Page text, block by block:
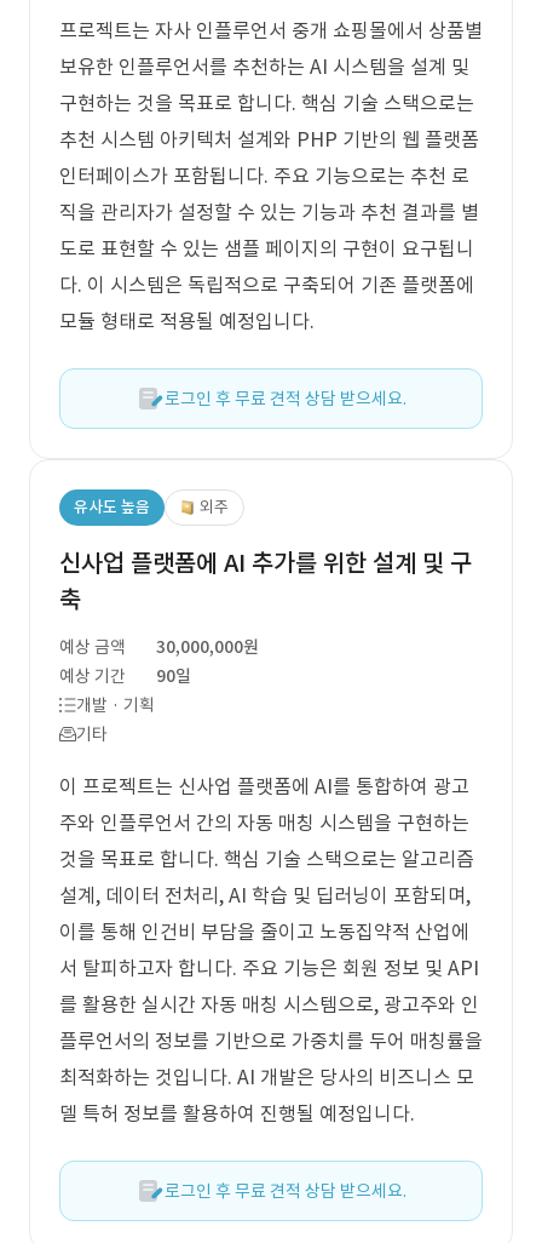
프로젝트는 자사 인플루언서 중개 쇼핑몰에서 상품별
보유한 인플루언서를 추천하는 AI 시스템을 설계 및
구현하는 것을 목표로 합니다. 핵심 기술 스택으로는
추천 시스템 아키텍처 설계와 PHP 기반의 웹 플랫폼
인터페이스가 포함됩니다. 주요 기능으로는 추천 로
직을 관리자가 설정할 수 있는 기능과 추천 결과를 별
도로 표현할 수 있는 샘플 페이지의 구현이 요구됩니
다. 이 시스템은 독립적으로 구축되어 기존 플랫폼에
모듈 형태로 적용될 예정입니다.
로그인 후 무료 견적 상담 받으세요.
유사도 높음 외주
신사업 플랫폼에 AI 추가를 위한 설계 및 구
축
예상 금액
30,000,000원
예상 기간
90일
개발 · 기획
기타
이 프로젝트는 신사업 플랫폼에 AI를 통합하여 광고
주와 인플루언서 간의 자동 매칭 시스템을 구현하는
것을 목표로 합니다. 핵심 기술 스택으로는 알고리즘
설계, 데이터 전처리, AI 학습 및 딥러닝이 포함되며,
이를 통해 인건비 부담을 줄이고 노동집약적 산업에
서 탈피하고자 합니다. 주요 기능은 회원 정보 및 API
를 활용한 실시간 자동 매칭 시스템으로, 광고주와 인
플루언서의 정보를 기반으로 가중치를 두어 매칭률을
최적화하는 것입니다. AI 개발은 당사의 비즈니스 모
델 특허 정보를 활용하여 진행될 예정입니다.
로그인 후 무료 견적 상담 받으세요.